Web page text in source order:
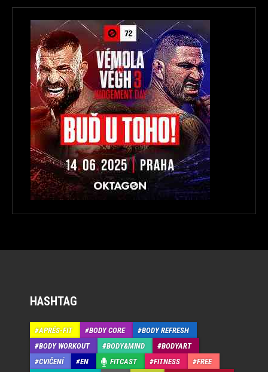
HASHTAG
APRÉS-FIT BODY CORE
BODY REFRESH
BODY WORKOUT
BODY&MIND
BODYART
CVIČENÍ
EN FITCAST FITNESS
FREE